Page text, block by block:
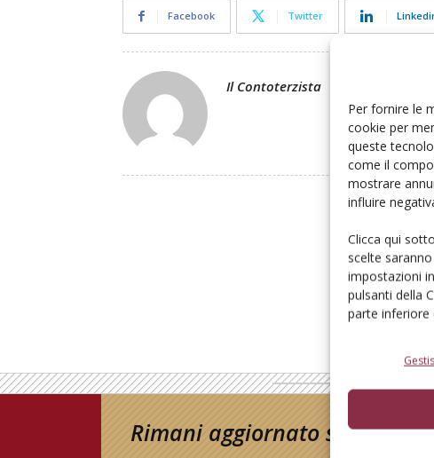
Per fornire le
cookie per
queste
come il
mostrare
influire
Clicca qui
scelte
impostazioni
pulsanti della
parte inferiore
Facebook Twitter
Il Contoterzista
Rimani aggiornato sul